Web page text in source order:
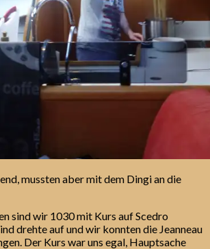
mussten aber mit dem Dingi an die
sind wir 1030 mit Kurs auf Scedro
drehte auf und wir konnten die Jeanneau
Der Kurs war uns egal, Hauptsache